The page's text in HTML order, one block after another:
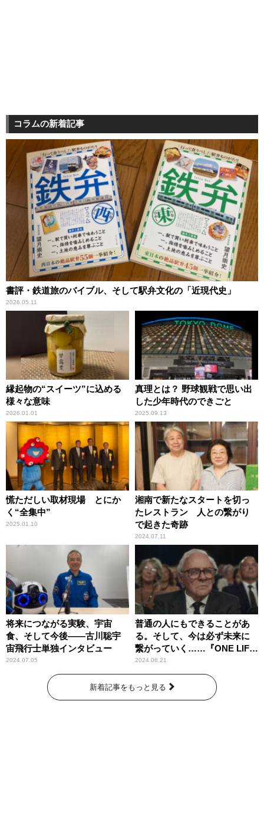
コラムの新着記事
書評・鉄道旅のバイブル、そして駅弁文化の「近現代史」
2026.05.11
縁起物の“スイーツ”に込める
様々な意味
2026.01.01
真理とは？ 野球観戦で思い出
した少年時代のできごと
2025.09.13
慌ただしい取材現場 とにか
く“全集中”
2025.01.10
湘南で新たなスタートを切っ
たレストラン 人との繋がり
で起きた奇跡
2024.07.11
将来につながる実験、宇宙
食、そして今後――古川聡宇
宙飛行士単独インタビュー
2024.07.05
普通の人にもできることがあ
る。そして、今は必ず未来に
繋がっていく……『ONE LIFE
奇跡が繋いだ6000の命』
2024.06.21
新着記事をもっと見る